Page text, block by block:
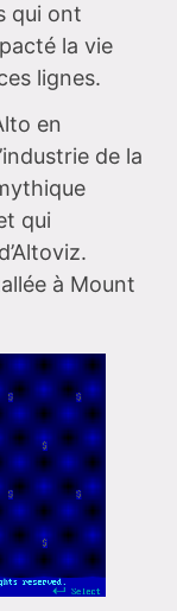
qui ont
la vie
lignes.
en
de la
qui
à Mount